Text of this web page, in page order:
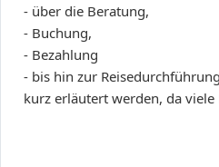
- über die Beratung,
- Buchung,
- Bezahlung
- bis hin zur Reisedurchführung
kurz erläutert werden, da